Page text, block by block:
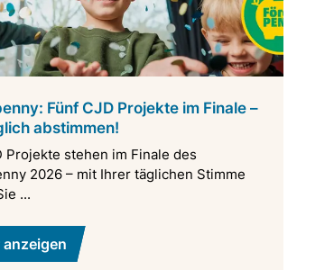
Fünf CJD Projekte im Finale –
abstimmen!
Projekte stehen im Finale des
2026 – mit Ihrer täglichen Stimme
...
anzeigen